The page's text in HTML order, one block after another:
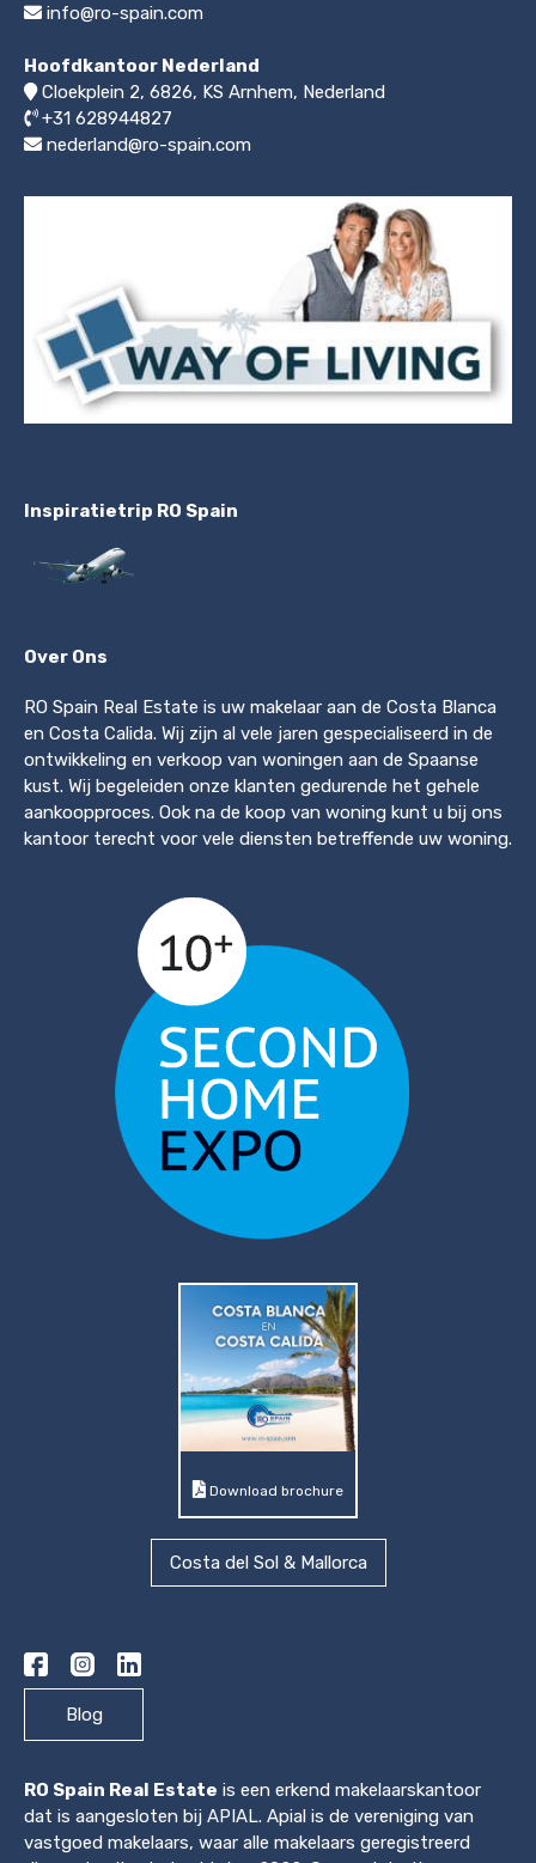
info@ro-spain.com
Hoofdkantoor Nederland
Cloekplein 2, 6826, KS Arnhem, Nederland
+31 628944827
nederland@ro-spain.com
Inspiratietrip RO Spain
Over Ons
RO Spain Real Estate is uw makelaar aan de Costa Blanca
en Costa Calida. Wij zijn al vele jaren gespecialiseerd in de
ontwikkeling en verkoop van woningen aan de Spaanse
kust. Wij begeleiden onze klanten gedurende het gehele
aankoopproces. Ook na de koop van woning kunt u bij ons
kantoor terecht voor vele diensten betreffende uw woning.
Download brochure
Costa del Sol & Mallorca
Blog
RO Spain Real Estate is een erkend makelaarskantoor
dat is aangesloten bij APIAL. Apial is de vereniging van
vastgoed makelaars, waar alle makelaars geregistreerd